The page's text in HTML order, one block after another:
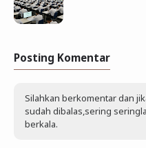
Posting Komentar
Silahkan berkomentar dan
sudah dibalas,sering
berkala.